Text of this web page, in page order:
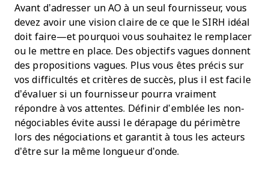
Avant d’adresser un AO à un seul fournisseur, vous
devez avoir une vision claire de ce que le SIRH idéal
doit faire—et pourquoi vous souhaitez le remplacer
ou le mettre en place. Des objectifs vagues donnent
des propositions vagues. Plus vous êtes précis sur
vos difficultés et critères de succès, plus il est facile
d’évaluer si un fournisseur pourra vraiment
répondre à vos attentes. Définir d’emblée les non-
négociables évite aussi le dérapage du périmètre
lors des négociations et garantit à tous les acteurs
d’être sur la même longueur d’onde.